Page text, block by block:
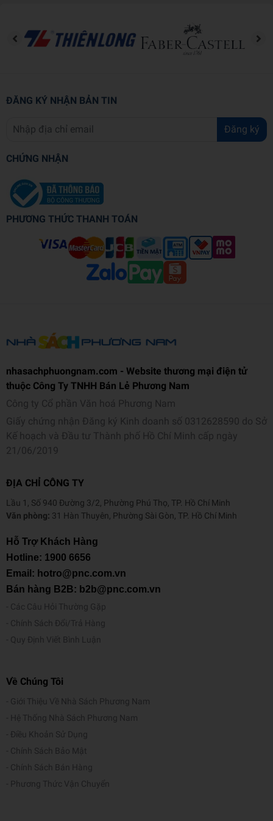
ĐĂNG KÝ NHẬN BẢN TIN
Đăng ký
CHỨNG NHẬN
PHƯƠNG THỨC THANH TOÁN
nhasachphuongnam.com - Website thương mại điện tử
thuộc Công Ty TNHH Bán Lẻ Phương Nam
Công ty Cổ phần Văn hoá Phương Nam
Giấy chứng nhận Đăng ký Kinh doanh số 0312628590 do Sở
Kế hoạch và Đầu tư Thành phố Hồ Chí Minh cấp ngày
21/06/2019
ĐỊA CHỈ CÔNG TY
Lầu 1, Số 940 Đường 3/2, Phường Phú Thọ, TP. Hồ Chí Minh
Văn phòng: 31 Hàn Thuyên, Phường Sài Gòn, TP. Hồ Chí Minh
Hỗ Trợ Khách Hàng
Hotline: 1900 6656
Email: hotro@pnc.com.vn
Bán hàng B2B: b2b@pnc.com.vn
Các Câu Hỏi Thường Gặp
Chính Sách Đổi/Trả Hàng
Quy Định Viết Bình Luận
Về Chúng Tôi
Giới Thiệu Về Nhà Sách Phương Nam
Hệ Thống Nhà Sách Phương Nam
Điều Khoản Sử Dụng
Chính Sách Bảo Mật
Chính Sách Bán Hàng
Phương Thức Vận Chuyển